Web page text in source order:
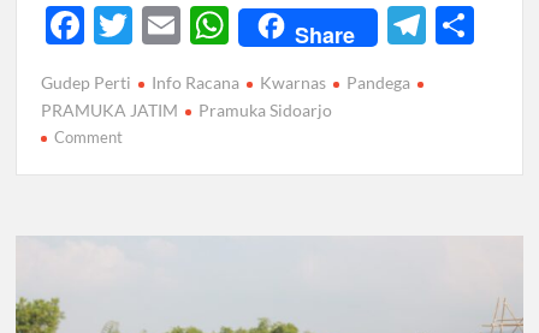
F
e
b
o
T
itt
E
ail
W
at
A
Share
T
a
Gudep Perti Info Racana Kwarnas
Pandega
PRAMUKA JATIM
Pramuka Sidoarjo
Commenton
Sebagai
Kebangkitan